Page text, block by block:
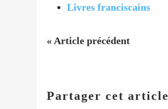
Livres franciscains
« Article précédent
Partager cet article